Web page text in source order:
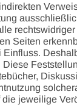
Seiten
Einfluss.
Diese
jeweilige